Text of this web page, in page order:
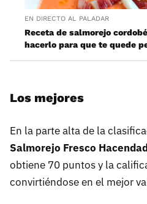
EN DIRECTO AL PALADAR
Receta de salmorejo
hacerlo para que te quede
Los mejores
En la parte alta de la
Salmorejo Fresco
obtiene 70 puntos y la
convirtiéndose en el mejor